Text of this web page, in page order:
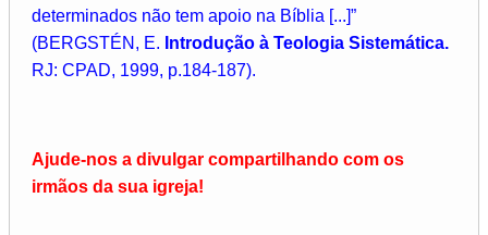
determinados não tem apoio na Bíblia [...]”
(BERGSTÉN, E. Introdução à Teologia Sistemática.
RJ: CPAD, 1999, p.184-187).
Ajude-nos a divulgar compartilhando com os
irmãos da sua igreja!